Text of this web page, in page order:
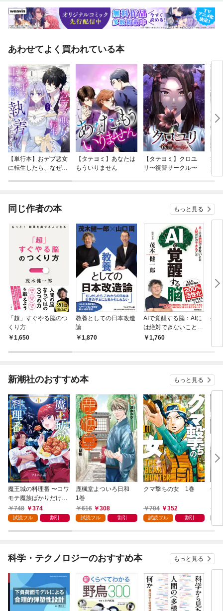
あわせてよく買われている本
【単行本】おデブ悪女
に転生したら、なぜか
【タテヨミ】あなたは
もういりません
【タテヨミ】クロユ
リ〜復讐サークル〜
病
が
ぎ
同じ作者の本 もっと見る
「超」すぐやる脳のつ
くり方
1,650
教養としての日本改造
論
1,870
AIで覚醒する脳：AIに
は絶対できないこと
人間だけができること
1,760
生
新潮社のおすすめ本 もっと見る
魔王城の料理番 〜コワ
モテ魔族ばかりだけ
ど、ホワイトな職場で
す〜 1巻
748 374
試読フル 割引
鹿楓堂よついろ日和
1巻
616
308
試読フル 割引
クマ撃ちの女 1巻
704 352
試読フル 割引
俺
る
科学・テクノロジーのおすすめ本 もっと見る